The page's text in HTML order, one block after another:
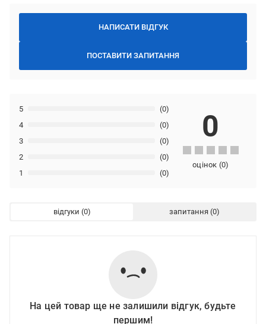
НАПИСАТИ ВІДГУК
ПОСТАВИТИ ЗАПИТАННЯ
1 (0)
2 (0)
3 (0)
4 (0)
5 (0)
0
оцінок (0)
відгуки запитання
На цей товар ще не залишили відгук, будьте
першим!